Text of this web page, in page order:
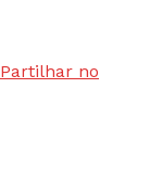
Partilhar no